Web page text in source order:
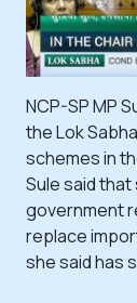
NCP-SP MP
the Lok
schemes in
Sule said
government
replace
she said has